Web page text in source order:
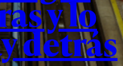
y lo
detrás